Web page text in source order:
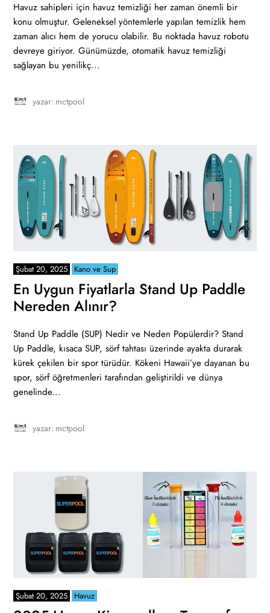
Havuz sahipleri için havuz temizliği her zaman önemli bir
konu olmuştur. Geleneksel yöntemlerle yapılan temizlik hem
zaman alıcı hem de yorucu olabilir. Bu noktada havuz robotu
devreye giriyor. Günümüzde, otomatik havuz temizliği
sağlayan bu yenilikç...
yazar: mctpool
Şubat 20, 2025 Kano ve Sup
En Uygun Fiyatlarla Stand Up Paddle
Nereden Alınır?
Stand Up Paddle (SUP) Nedir ve Neden Popülerdir? Stand
Up Paddle, kısaca SUP, sörf tahtası üzerinde ayakta durarak
kürek çekilen bir spor türüdür. Kökeni Hawaii’ye dayanan bu
spor, sörf öğretmenleri tarafından geliştirildi ve dünya
genelinde...
yazar: mctpool
Şubat 20, 2025 Havuz